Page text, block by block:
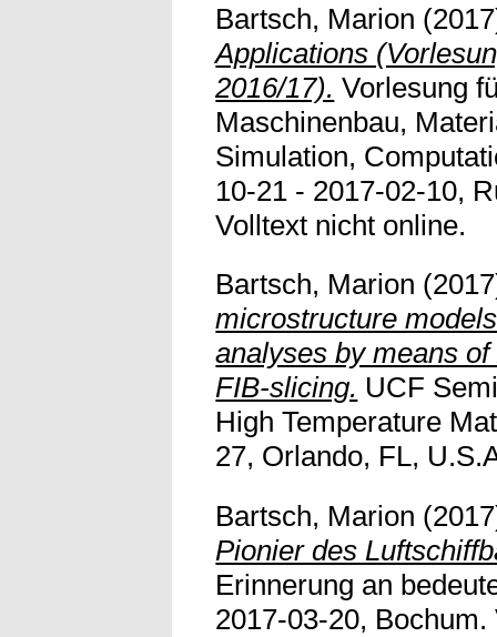
Bartsch, Marion
Applications
2016/17). Vorlesung
Maschinenbau,
Simulation,
10-21 - 2017-02-10,
Volltext nicht online.
Bartsch, Marion
microstructure
analyses by means
FIB-slicing. UCF
High Temperature
27, Orlando, FL,
Bartsch, Marion
Pionier des
Erinnerung an
2017-03-20,